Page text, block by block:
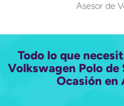
Asesor de
Todo lo que
Volkswagen Polo de
Ocasión en